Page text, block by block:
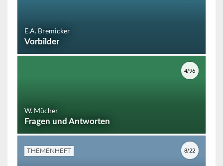
E.A. Bremicker
Vorbilder
W. Mücher
Fragen und Antworten
4/96
THEMENHEFT 8/22